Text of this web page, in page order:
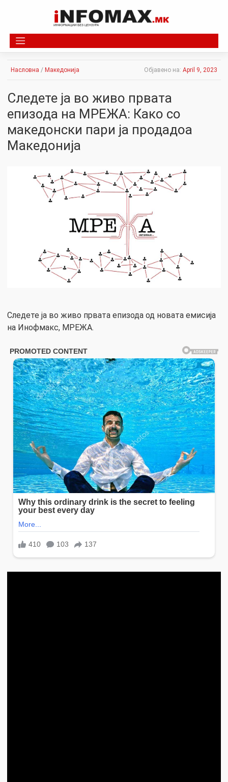
Насловна / Македонија Објавено на: April 9, 2023
Следете ја во живо првата
епизода на МРЕЖА: Како со
македонски пари ја продадоа
Македонија
Следете ја во живо првата епизода од новата емисија
на Инофмакс, МРЕЖА.